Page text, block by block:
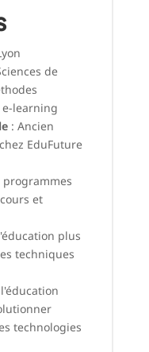
de
learning
: Ancien
EduFuture
et
plus
techniques
technologies